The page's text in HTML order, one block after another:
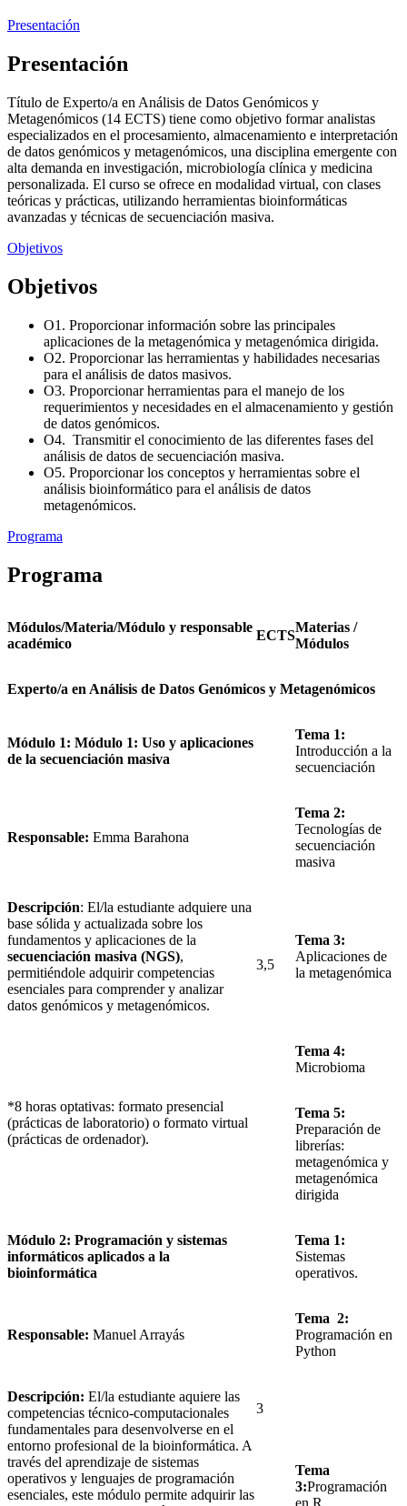
Presentación
Presentación
Título de Experto/a en Análisis de Datos Genómicos y
Metagenómicos (14 ECTS) tiene como objetivo formar analistas
especializados en el procesamiento, almacenamiento e interpretación
de datos genómicos y metagenómicos, una disciplina emergente con
alta demanda en investigación, microbiología clínica y medicina
personalizada. El curso se ofrece en modalidad virtual, con clases
teóricas y prácticas, utilizando herramientas bioinformáticas
avanzadas y técnicas de secuenciación masiva.
Objetivos
Objetivos
O1. Proporcionar información sobre las principales
aplicaciones de la metagenómica y metagenómica dirigida.
O2. Proporcionar las herramientas y habilidades necesarias
para el análisis de datos masivos.
O3. Proporcionar herramientas para el manejo de los
requerimientos y necesidades en el almacenamiento y gestión
de datos genómicos.
O4. Transmitir el conocimiento de las diferentes fases del
análisis de datos de secuenciación masiva.
O5. Proporcionar los conceptos y herramientas sobre el
análisis bioinformático para el análisis de datos
metagenómicos.
Programa
Programa
Módulos/Materia/Módulo y responsable
académico
ECTS
Materias /
Módulos
Experto/a en Análisis de Datos Genómicos y Metagenómicos
Módulo 1: Módulo 1: Uso y aplicaciones
de la secuenciación masiva
3,5
Tema 1:
Introducción a la
secuenciación
Responsable: Emma Barahona
Tema 2:
Tecnologías de
secuenciación
masiva
Descripción: El/la estudiante adquiere una
base sólida y actualizada sobre los
fundamentos y aplicaciones de la
secuenciación masiva (NGS),
permitiéndole adquirir competencias
esenciales para comprender y analizar
datos genómicos y metagenómicos.
Tema 3:
Aplicaciones de
la metagenómica
*8 horas optativas: formato presencial
(prácticas de laboratorio) o formato virtual
(prácticas de ordenador).
Tema 4:
Microbioma
Tema 5:
Preparación de
librerías:
metagenómica y
metagenómica
dirigida
Módulo 2: Programación y sistemas
informáticos aplicados a la
bioinformática
3
Tema 1:
Sistemas
operativos.
Responsable: Manuel Arrayás
Tema 2:
Programación en
Python
Descripción: El/la estudiante aquiere las
competencias técnico‑computacionales
fundamentales para desenvolverse en el
entorno profesional de la bioinformática. A
través del aprendizaje de sistemas
operativos y lenguajes de programación
esenciales, este módulo permite adquirir las
Tema
3:Programación